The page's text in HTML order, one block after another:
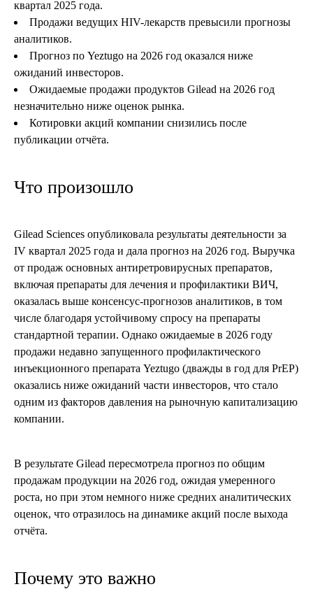
квартал 2025 года.
Продажи ведущих HIV-лекарств превысили прогнозы
аналитиков.
Прогноз по Yeztugo на 2026 год оказался ниже
ожиданий инвесторов.
Ожидаемые продажи продуктов Gilead на 2026 год
незначительно ниже оценок рынка.
Котировки акций компании снизились после
публикации отчёта.
Что произошло
Gilead Sciences опубликовала результаты деятельности за
IV квартал 2025 года и дала прогноз на 2026 год. Выручка
от продаж основных антиретровирусных препаратов,
включая препараты для лечения и профилактики ВИЧ,
оказалась выше консенсус-прогнозов аналитиков, в том
числе благодаря устойчивому спросу на препараты
стандартной терапии. Однако ожидаемые в 2026 году
продажи недавно запущенного профилактического
инъекционного препарата Yeztugo (дважды в год для PrEP)
оказались ниже ожиданий части инвесторов, что стало
одним из факторов давления на рыночную капитализацию
компании.
В результате Gilead пересмотрела прогноз по общим
продажам продукции на 2026 год, ожидая умеренного
роста, но при этом немного ниже средних аналитических
оценок, что отразилось на динамике акций после выхода
отчёта.
Почему это важно